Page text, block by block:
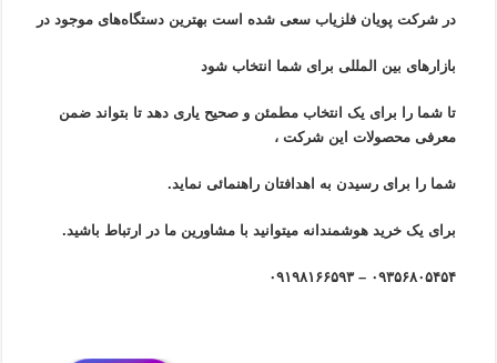
در شرکت پویان فلزیاب سعی شده است بهترین دستگاه‌های موجود در
بازار‌های بین المللی برای شما انتخاب شود
تا شما را برای یک انتخاب مطمئن و صحیح یاری دهد تا بتواند ضمن
معرفی محصولات این شرکت ،
شما را برای رسیدن به اهدافتان راهنمائی نماید.
برای یک خرید هوشمندانه میتوانید با مشاورین ما در ارتباط باشید.
۰۹۳۵۶۸۰۵۴۵۴ – ۰۹۱۹۸۱۶۶۵۹۳